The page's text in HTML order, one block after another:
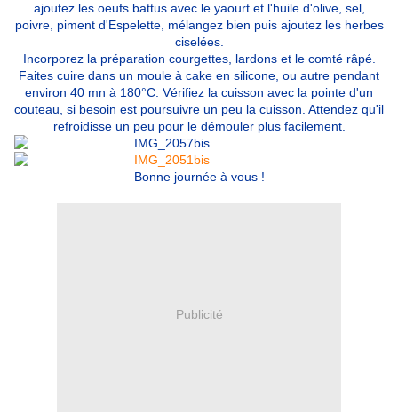
ajoutez les oeufs battus avec le yaourt et l'huile d'olive, sel,
poivre, piment d'Espelette, mélangez bien puis ajoutez les herbes
ciselées.
Incorporez la préparation courgettes, lardons et le comté râpé.
Faites cuire dans un moule à cake en silicone, ou autre pendant
environ 40 mn à 180°C. Vérifiez la cuisson avec la pointe d'un
couteau, si besoin est poursuivre un peu la cuisson. Attendez qu'il
refroidisse un peu pour le démouler plus facilement.
Bonne journée à vous !
Publicité